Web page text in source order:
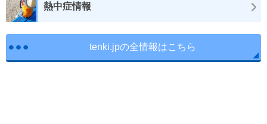
熱中症情報
tenki.jpの全情報はこちら